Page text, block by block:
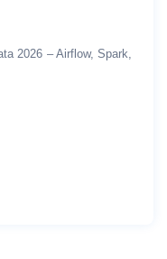
2026 – Airflow, Spark,